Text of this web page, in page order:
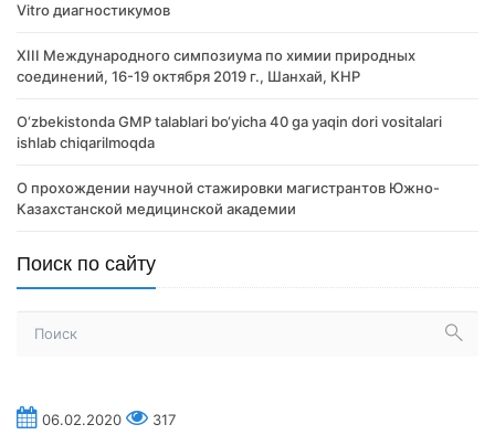
Vitro диагностикумов
XIII Международного симпозиума по химии природных
соединений, 16-19 октября 2019 г., Шанхай, КНР
O‘zbekistonda GMP talablari bo‘yicha 40 ga yaqin dori vositalari
ishlab chiqarilmoqda
О прохождении научной стажировки магистрантов Южно-
Казахстанской медицинской академии
Поиск по сайту
06.02.2020 317